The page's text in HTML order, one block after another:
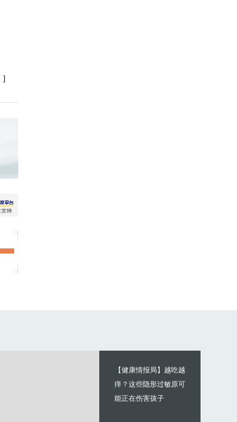
]
【健康情报局】越吃越
痒？这些隐形过敏原可
能正在伤害孩子